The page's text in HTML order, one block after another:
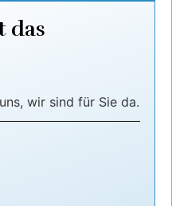
das
wir sind für Sie da.